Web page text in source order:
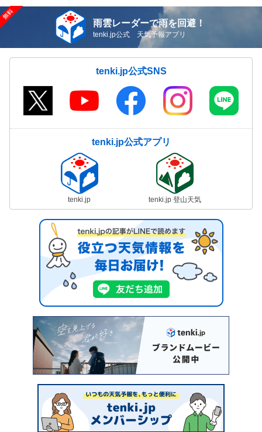
雨雲レーダーで雨を回避！
tenki.jp公式 天気予報アプリ
tenki.jp公式SNS
tenki.jp公式アプリ
tenki.jp tenki.jp 登山天気